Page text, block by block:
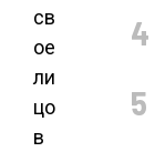
св
ое
ли
цо
в